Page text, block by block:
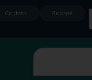
Rodapé
Contato